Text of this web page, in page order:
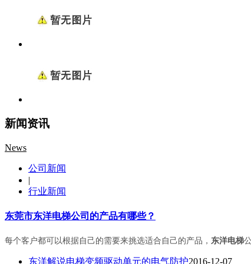
新闻资讯
News
公司新闻
|
行业新闻
东莞市东洋电梯公司的产品有哪些？
每个客户都可以根据自己的需要来挑选适合自己的产品， 东洋电梯
东洋解说电梯变频驱动单元的电气防护2016-12-07